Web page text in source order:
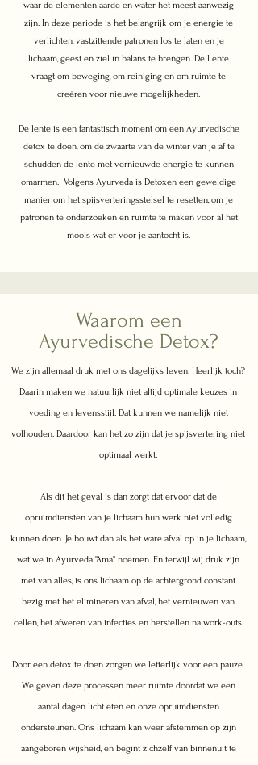
waar de elementen aarde en water het meest aanwezig
zijn. In deze periode is het belangrijk om je energie te
verlichten, vastzittende patronen los te laten en je
lichaam, geest en ziel in balans te brengen. De Lente
vraagt om beweging, om reiniging en om ruimte te
creëren voor nieuwe mogelijkheden.
De lente is een fantastisch moment om een Ayurvedische
detox te doen, om de zwaarte van de winter van je af te
schudden de lente met vernieuwde energie te kunnen
omarmen. Volgens Ayurveda is Detoxen een geweldige
manier om het spijsverteringsstelsel te resetten, om je
patronen te onderzoeken en ruimte te maken voor al het
moois wat er voor je aantocht is.
Waarom een
Ayurvedische Detox?
We zijn allemaal druk met ons dagelijks leven. Heerlijk toch?
Daarin maken we natuurlijk niet altijd optimale keuzes in
voeding en levensstijl. Dat kunnen we namelijk niet
volhouden. Daardoor kan het zo zijn dat je spijsvertering niet
optimaal werkt.
Als dit het geval is dan zorgt dat ervoor dat de
opruimdiensten van je lichaam hun werk niet volledig
kunnen doen. Je bouwt dan als het ware afval op in je lichaam,
wat we in Ayurveda "Ama" noemen.​ En terwijl wij druk zijn
met van alles, is ons lichaam op de achtergrond constant
bezig met het elimineren van afval, het vernieuwen van
cellen, het afweren van infecties en herstellen na work-outs.
Door een detox te doen zorgen we letterlijk voor een pauze.
We geven deze processen meer ruimte doordat we een
aantal dagen licht eten en onze opruimdiensten
ondersteunen.​ Ons lichaam kan weer afstemmen op zijn
aangeboren wijsheid, en begint zichzelf van binnenuit te